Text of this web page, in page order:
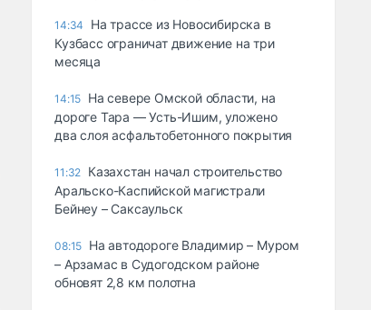
14:34
На трассе из Новосибирска в
Кузбасс ограничат движение на три
месяца
14:15 На севере Омской области, на
дороге Тара — Усть-Ишим, уложено
два слоя асфальтобетонного покрытия
11:32 Казахстан начал строительство
Аральско-Каспийской магистрали
Бейнеу – Саксаульск
08:15 На автодороге Владимир – Муром
– Арзамас в Судогодском районе
обновят 2,8 км полотна